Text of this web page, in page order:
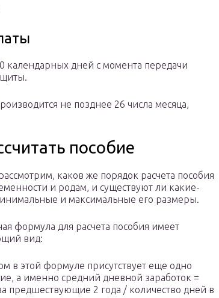
календарных дней с момента передачи
не позднее 26 числа месяца,
пособие
каков же порядок расчета пособия
и родам, и существуют ли какие-
и максимальные его размеры.
формула для расчета пособия имеет
вид:
в этой формуле присутствует еще одно
а именно средний дневной заработок =
предшествующие 2 года / количество дней в